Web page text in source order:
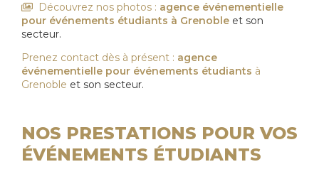
Découvrez nos photos : agence événementielle
pour événements étudiants à Grenoble et son
secteur.
Prenez contact dès à présent : agence
événementielle pour événements étudiants à
Grenoble et son secteur.
NOS PRESTATIONS POUR VOS
ÉVÉNEMENTS ÉTUDIANTS